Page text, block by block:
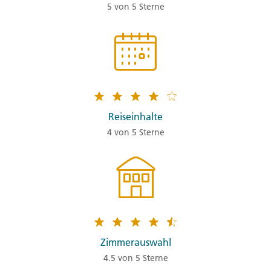
5 von 5 Sterne
Reiseinhalte
4 von 5 Sterne
Zimmerauswahl
4.5 von 5 Sterne